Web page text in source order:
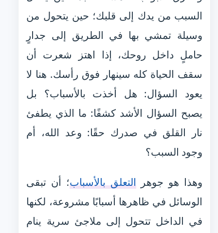
السبب من يدك إلى قلبك؛ حين يتحول من
وسيلة تمشي بها في الطريق إلى جدارٍ
حاملٍ داخل روحك، إذا اهتز شعرت أن
سقف الحياة كله سينهار فوق رأسك. هنا لا
يعود السؤال: هل أخذت بالأسباب؟ بل
يصبح السؤال الأشد كشفًا: ما الذي يطفئ
نار القلق في صدرك حقًا: وعد الله، أم
وجود السبب؟
وهذا هو جوهرالتعلق بالأسباب؛ أن تبقى
الوسائل في ظاهرها أسبابًا مشروعة، لكنها
في الداخل تتحول إلى ملاجئ سرية ينام